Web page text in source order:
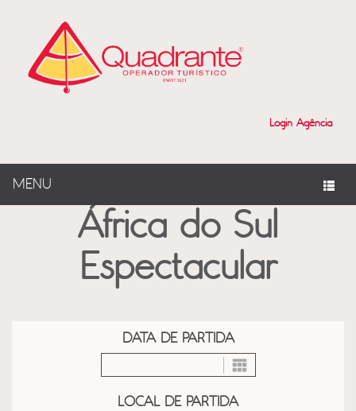
Login Agência
MENU
África do Sul
Espectacular
DATA DE PARTIDA
LOCAL DE PARTIDA